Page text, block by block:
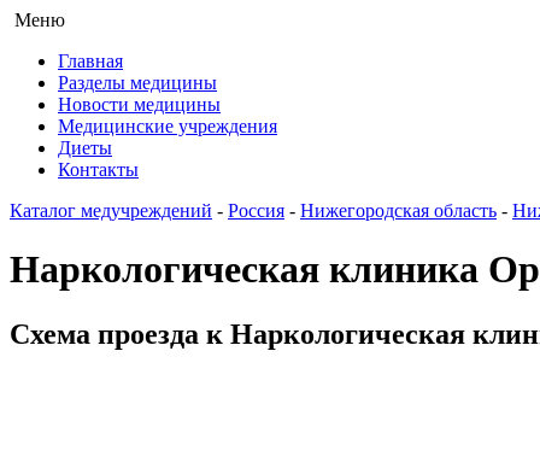
Меню
Главная
Разделы медицины
Новости медицины
Медицинские учреждения
Диеты
Контакты
Каталог медучреждений - Россия - Нижегородская область -
Наркологическая клиника
Схема проезда к Наркологическая